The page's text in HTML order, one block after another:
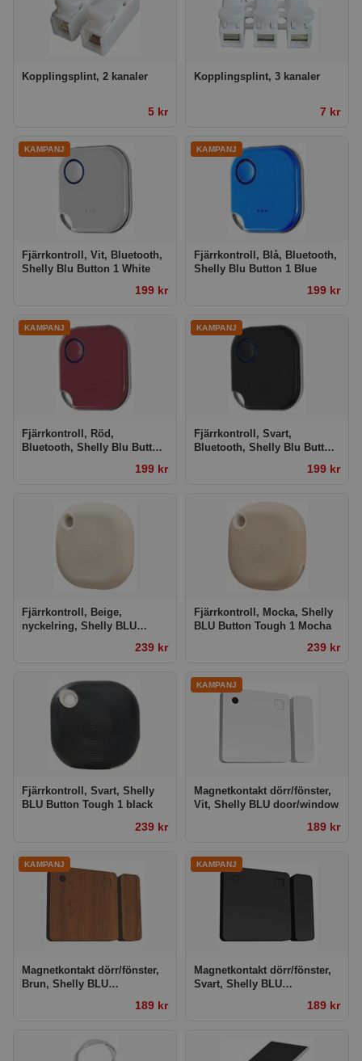
Kopplingsplint, 2 kanaler
5 kr
Kopplingsplint, 3 kanaler
7 kr
Fjärrkontroll, Vit, Bluetooth,
Shelly Blu Button 1 White
199 kr
Fjärrkontroll, Blå, Bluetooth,
Shelly Blu Button 1 Blue
199 kr
Fjärrkontroll, Röd,
Bluetooth, Shelly Blu Button
199 kr
Fjärrkontroll, Svart,
Bluetooth, Shelly Blu Button
199 kr
Fjärrkontroll, Beige,
nyckelring, Shelly BLU
239 kr
Fjärrkontroll, Mocka, Shelly
BLU Button Tough 1 Mocha
239 kr
Fjärrkontroll, Svart, Shelly
BLU Button Tough 1 black
239 kr
Magnetkontakt dörr/fönster,
Vit, Shelly BLU door/window
189 kr
Magnetkontakt dörr/fönster,
Brun, Shelly BLU
189 kr
Magnetkontakt dörr/fönster,
Svart, Shelly BLU
189 kr